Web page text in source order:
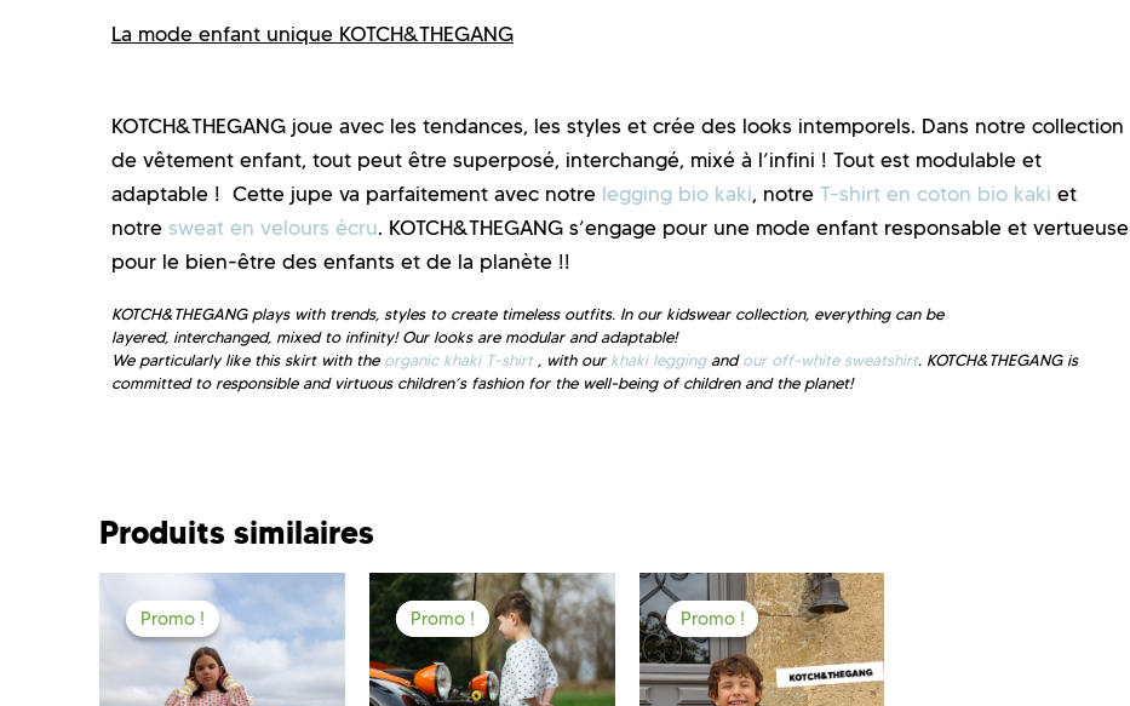
La mode enfant unique KOTCH&THEGANG
KOTCH&THEGANG joue avec les tendances, les styles et crée des looks intemporels. Dans notre collection
de vêtement enfant, tout peut être superposé, interchangé, mixé à l’infini ! Tout est modulable et
adaptable ! Cette jupe va parfaitement avec notre legging bio kaki, notre T-shirt en coton bio kaki et
notre sweat en velours écru. KOTCH&THEGANG s’engage pour une mode enfant responsable et vertueuse
pour le bien-être des enfants et de la planète !!
KOTCH&THEGANG plays with trends, styles to create timeless outfits. In our kidswear collection, everything can be
layered, interchanged, mixed to infinity! Our looks are modular and adaptable!
We particularly like this skirt with the organic khaki T-shirt , with our khaki leggingandour off-white sweatshirt. KOTCH&THEGANGis
committed to responsible and virtuous children’s fashion for the well-beingof children and the planet!
Produits similaires
Promo !
Promo ! Promo !
Promo ! Promo !
Promo !